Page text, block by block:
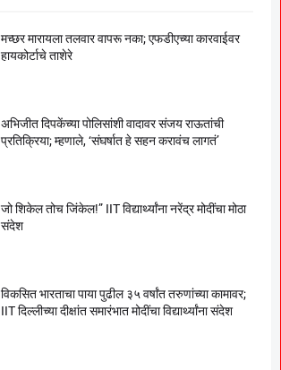
मच्छर मारायला तलवार वापरू नका; एफडीएच्या कारवाईवर
हायकोर्टाचे ताशेरे
अभिजीत दिपकेंच्या पोलिसांशी वादावर संजय राऊतांची
प्रतिक्रिया; म्हणाले, ‘संघर्षात हे सहन करावंच लागतं’
जो शिकेल तोच जिंकेल!” IIT विद्यार्थ्यांना नरेंद्र मोदींचा मोठा
संदेश
विकसित भारताचा पाया पुढील ३५ वर्षांत तरुणांच्या कामावर;
IIT दिल्लीच्या दीक्षांत समारंभात मोदींचा विद्यार्थ्यांना संदेश